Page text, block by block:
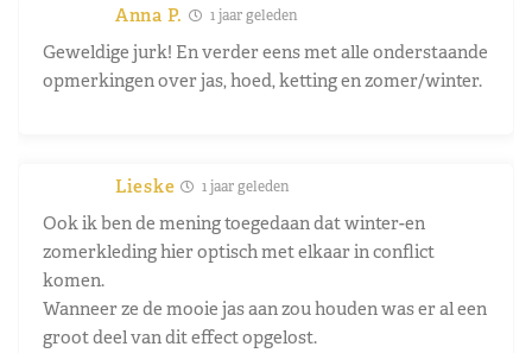
Anna P. 1 jaar geleden
Geweldige jurk! En verder eens met alle onderstaande
opmerkingen over jas, hoed, ketting en zomer/winter.
Lieske 1 jaar geleden
Ook ik ben de mening toegedaan dat winter-en
zomerkleding hier optisch met elkaar in conflict
komen.
Wanneer ze de mooie jas aan zou houden was er al een
groot deel van dit effect opgelost.